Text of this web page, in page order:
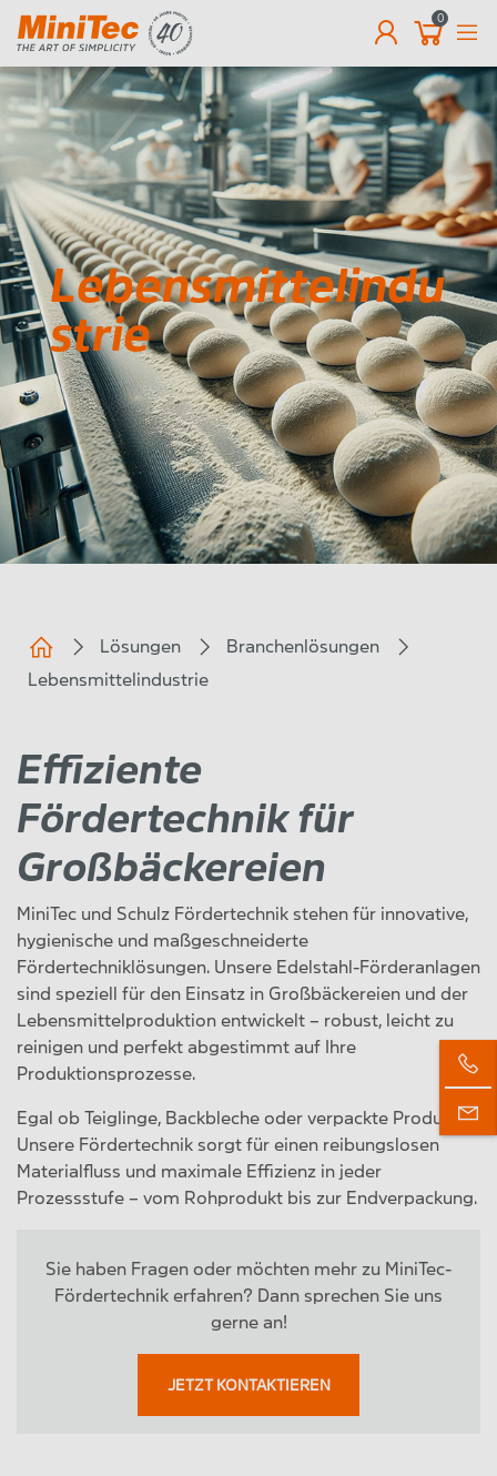
0
Lebensmittelindu
strie
Lösungen
Branchenlösungen
Lebensmittelindustrie
Effiziente
Fördertechnik für
Großbäckereien
MiniTec und Schulz Fördertechnik stehen für innovative,
hygienische und maßgeschneiderte
Fördertechniklösungen. Unsere Edelstahl-Förderanlagen
sind speziell für den Einsatz in Großbäckereien und der
Lebensmittelproduktion entwickelt – robust, leicht zu
reinigen und perfekt abgestimmt auf Ihre
Produktionsprozesse.
Egal ob Teiglinge, Backbleche oder verpackte Produkte:
Unsere Fördertechnik sorgt für einen reibungslosen
Materialfluss und maximale Effizienz in jeder
Prozessstufe – vom Rohprodukt bis zur Endverpackung.
Sie haben Fragen oder möchten mehr zu MiniTec-
Fördertechnik erfahren? Dann sprechen Sie uns
gerne an!
JETZT KONTAKTIEREN